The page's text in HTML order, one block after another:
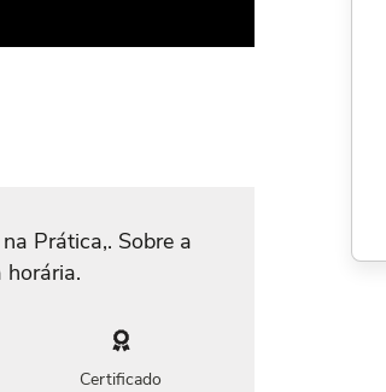
Prática,. Sobre a
Certificado